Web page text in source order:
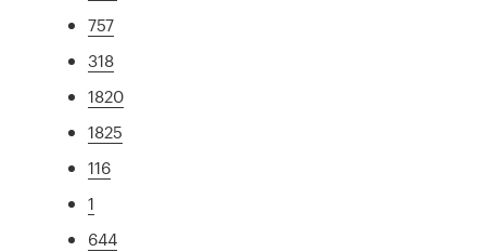
757
318
1820
1825
116
1
644